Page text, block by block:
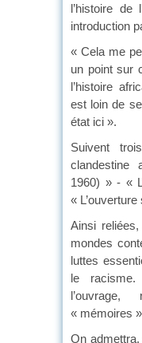
l’histoire de
introduction
« Cela me
un point sur
l’histoire
est loin de
état ici ».
Suivent
clandestine
1960) » - «
«
Ainsi
mondes
luttes
le
« mémoires
On